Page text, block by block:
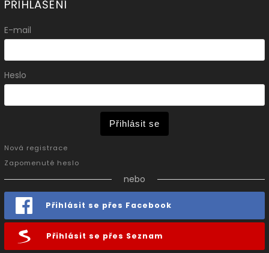
PŘIHLÁŠENÍ
E-mail
Heslo
Přihlásit se
Nová registrace
Zapomenuté heslo
nebo
Přihlásit se přes Facebook
Přihlásit se přes Seznam